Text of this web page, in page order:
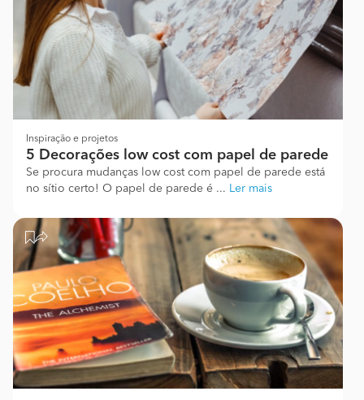
Inspiração e projetos
5 Decorações low cost com papel de parede
Se procura mudanças low cost com papel de parede está
no sítio certo! O papel de parede é ... Ler mais